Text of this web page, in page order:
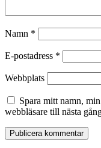
Namn *
E-postadress *
Webbplats
Spara mitt namn,
webbläsare till nästa